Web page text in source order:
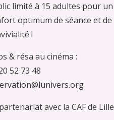
limité à 15 adultes pour un
optimum de séance et de
!
& résa au cinéma :
52 73 48
avec la CAF de Lille